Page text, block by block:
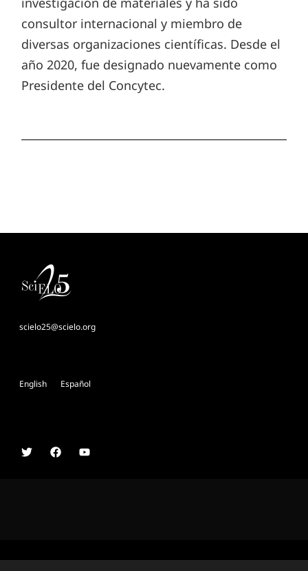
consultor internacional y miembro de
diversas organizaciones científicas. Desde el
año 2020, fue designado nuevamente como
Presidente del Concytec.
scielo25@scielo.org
English Español